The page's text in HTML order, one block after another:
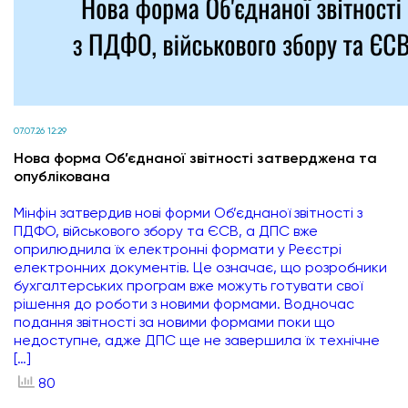
07.07.26 12:29
Нова форма Об’єднаної звітності затверджена та
опублікована
Мінфін затвердив нові форми Об’єднаної звітності з
ПДФО, військового збору та ЄСВ, а ДПС вже
оприлюднила їх електронні формати у Реєстрі
електронних документів. Це означає, що розробники
бухгалтерських програм вже можуть готувати свої
рішення до роботи з новими формами. Водночас
подання звітності за новими формами поки що
недоступне, адже ДПС ще не завершила їх технічне
[…]
80